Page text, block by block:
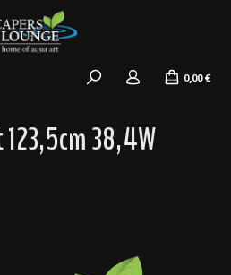
0,00 €
38,4W